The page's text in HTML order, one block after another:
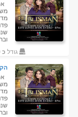
גודל כ 390 מגה